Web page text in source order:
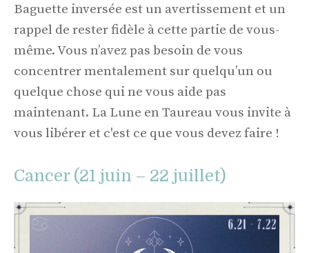
Baguette inversée est un avertissement et un
rappel de rester fidèle à cette partie de vous-
même. Vous n’avez pas besoin de vous
concentrer mentalement sur quelqu’un ou
quelque chose qui ne vous aide pas
maintenant. La Lune en Taureau vous invite à
vous libérer et c'est ce que vous devez faire !
Cancer (21 juin – 22 juillet)